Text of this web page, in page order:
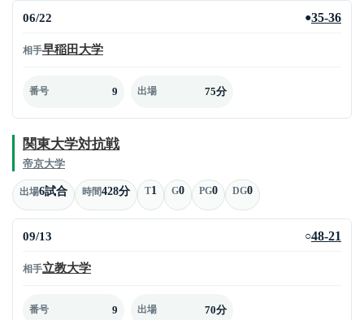
06/22 ●35-36
相手早稲田大学
番号 9 出場 75分
関東大学対抗戦
帝京大学
出場6試合 時間428分 T1 G0 PG0 DG0
09/13 ○48-21
相手立教大学
番号 9 出場 70分